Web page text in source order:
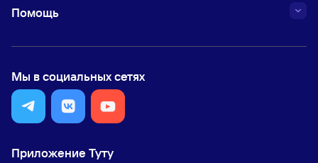
Помощь
Мы в социальных сетях
Приложение Туту